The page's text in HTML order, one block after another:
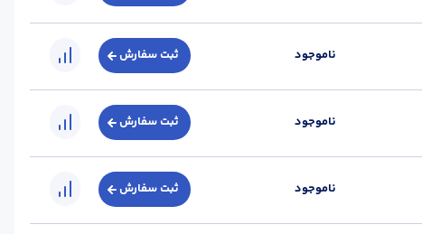
6
ناموجود ثبت سفارش
6
ناموجود ثبت سفارش
6 عرض(cm) :ناموجود ثبت سفارش